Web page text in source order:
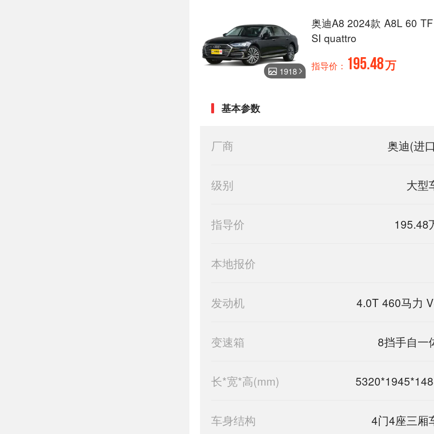
1918
奥迪A8 2024款 A8L 60 TF
SI quattro
指导价： 195.48万
基本参数
厂商 奥迪(进
级别 大型
指导价 195.48
本地报价
发动机 4.0T 460马力
变速箱 8挡手自一
长*宽*高(mm)
车身结构 4门4座三厢